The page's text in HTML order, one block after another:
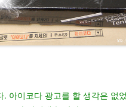
. 아이코다 광고를 할 생각은 없